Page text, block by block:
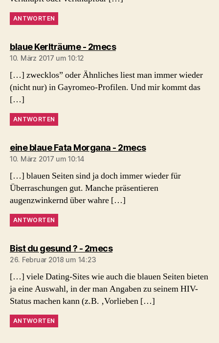
ANTWORTEN
blaue Kerlträume - 2mecssagt:
10. März 2017 um 10:12
[…] zwecklos” oder Ähnliches liest man immer wieder
(nicht nur) in Gayromeo-Profilen. Und mir kommt das
[…]
ANTWORTEN
eine blaue Fata Morgana - 2mecssagt:
10. März 2017 um 10:14
[…] blauen Seiten sind ja doch immer wieder für
Überraschungen gut. Manche präsentieren
augenzwinkernd über wahre […]
ANTWORTEN
Bist du gesund ? - 2mecssagt:
26. Februar 2018 um 14:23
[…] viele Dating-Sites wie auch die blauen Seiten bieten
ja eine Auswahl, in der man Angaben zu seinem HIV-
Status machen kann (z.B. ‚Vorlieben […]
ANTWORTEN